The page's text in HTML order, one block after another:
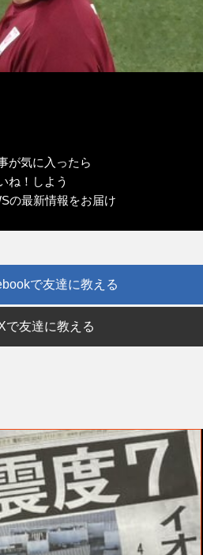
が気に入ったら
ね！しよう
の最新情報をお届け
で友達に教える
で友達に教える